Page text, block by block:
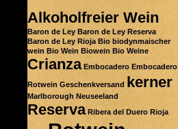
Alkoholfreier Wein
Baron de Ley Baron de Ley Reserva
Baron de Ley Rioja Bio biodynmaischer
wein Bio Wein Biowein Bio Weine
Crianza Embocadero Embocadero
Rotwein Geschenkversand kerner
Marlborough Neuseeland
Reserva Ribera del Duero Rioja